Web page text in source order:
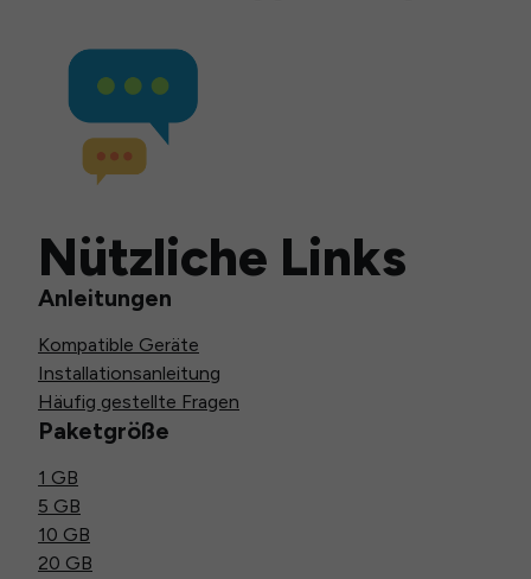
Nützliche Links
Anleitungen
Kompatible Geräte
Installationsanleitung
Häufig gestellte Fragen
Paketgröße
1 GB
5 GB
10 GB
20 GB